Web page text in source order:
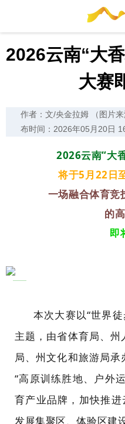
2026云南“大
大赛
作者：文/央金拉姆 （图片来
布时间：2026年05月20日
2026云南“大
将于5月22日
一场融合体育竞
的
即
本次大赛以“世界
主题，由省体育局、
局、州文化和旅游局
“高原训练胜地、户外
育产业品牌，加快推进
发展集聚区、体验区建设